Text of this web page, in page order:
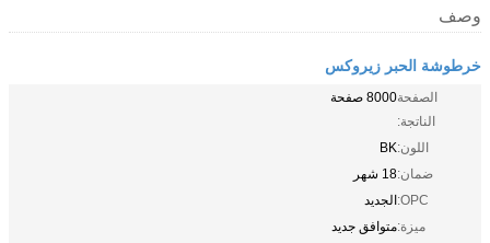
وصف
خرطوشة الحبر زيروكس
الصفحة
الناتجة:
8000 صفحة
اللون:BK
ضمان:18 شهر
OPC: الجديد
ميزة:متوافق جديد